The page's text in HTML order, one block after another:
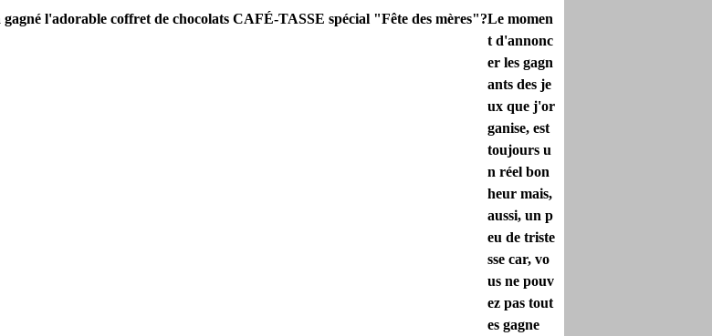
Le momen
t d'annonc
er les gagn
ants des je
ux que j'or
ganise, est
toujours u
n réel bon
heur mais,
aussi, un p
eu de triste
sse car, vo
us ne pouv
ez pas tout
es gagne